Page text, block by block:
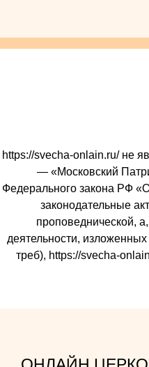
https://svecha-onlain.ru/ не
— «Московский
Федерального закона РФ
законодательные
проповеднической,
деятельности,
треб), https://svecha-